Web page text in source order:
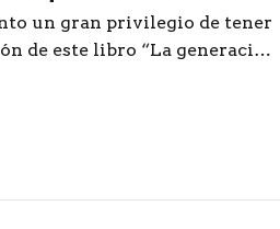
un gran privilegio de tener
de este libro “La generación
J. González. Le agradezco